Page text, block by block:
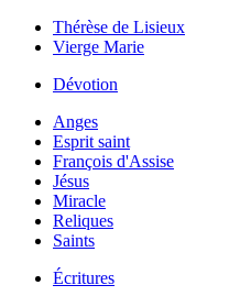
Thérèse de Lisieux
Vierge Marie
Dévotion
Anges
Esprit saint
François d'Assise
Jésus
Miracle
Reliques
Saints
Écritures